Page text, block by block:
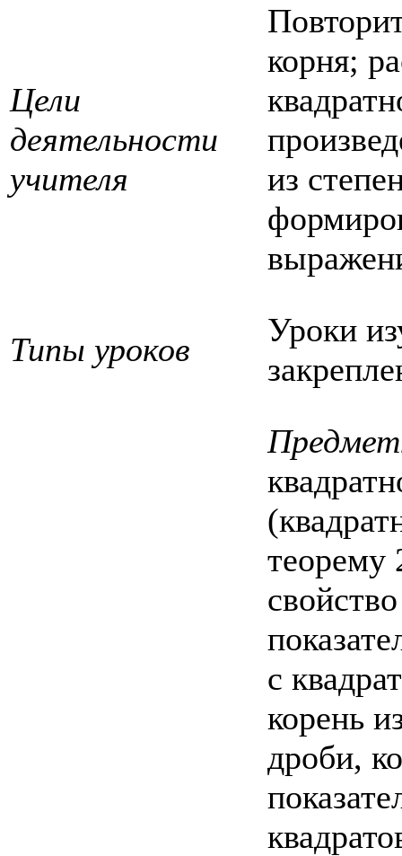
Цели
деятельности
учителя
корня;
из
Типы уроков
Уроки
теорему
с
корень
дроби,